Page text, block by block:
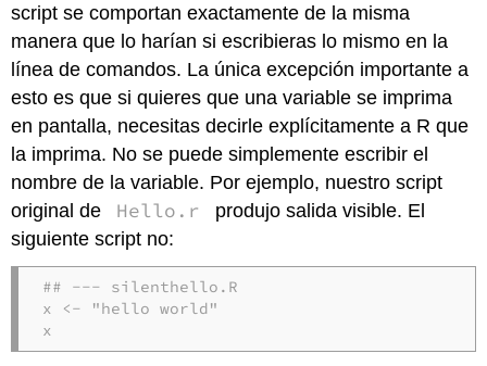
script se comportan exactamente de la misma
manera que lo harían si escribieras lo mismo en la
línea de comandos. La única excepción importante a
esto es que si quieres que una variable se imprima
en pantalla, necesitas decirle explícitamente a R que
la imprima. No se puede simplemente escribir el
nombre de la variable. Por ejemplo, nuestro script
original de
Hello.r
produjo salida visible. El
siguiente script no:
## --- silenthello.R
x <- "hello world"
x